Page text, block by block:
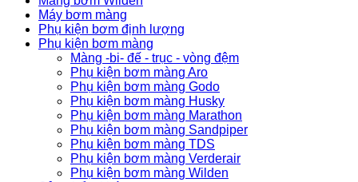
Máy bơm màng
Phụ kiện bơm định lượng
Phụ kiện bơm màng
Màng -bi- đế - trục - vòng đệm
Phụ kiện bơm màng Aro
Phụ kiện bơm màng Godo
Phụ kiện bơm màng Husky
Phụ kiện bơm màng Marathon
Phụ kiện bơm màng Sandpiper
Phụ kiện bơm màng TDS
Phụ kiện bơm màng Verderair
Phụ kiện bơm màng Wilden